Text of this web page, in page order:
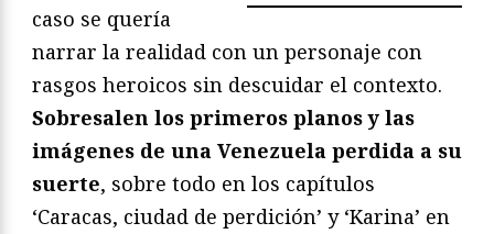
caso se quería
narrar la realidad con un personaje con
rasgos heroicos sin descuidar el contexto.
Sobresalen los primeros planos y las
imágenes de una Venezuela perdida a su
suerte, sobre todo en los capítulos
‘Caracas, ciudad de perdición’ y ‘Karina’ en